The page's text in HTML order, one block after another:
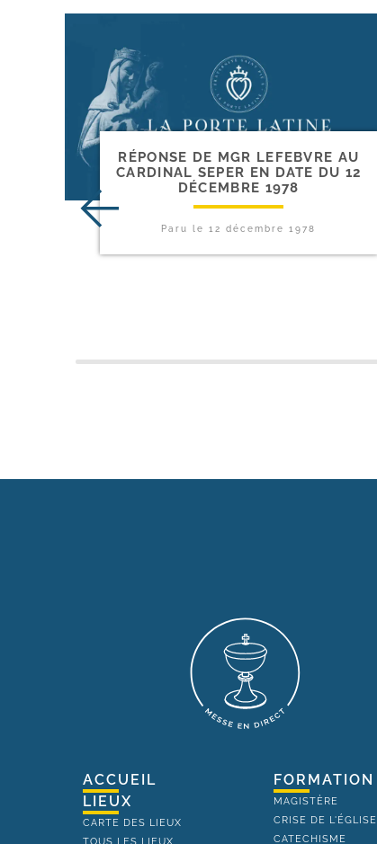
RÉPONSE DE MGR LEFEBVRE AU
CARDINAL SEPER EN DATE DU 12
DÉCEMBRE 1978
Paru le12 décembre 1978
ACCUEIL
LIEUX
CARTE DES LIEUX
FORMATION
MAGISTÈRE
CRISE DE L'ÉGLISE
CATECHISME